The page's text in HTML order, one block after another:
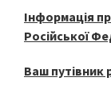
Інформація
Російської
Ваш путівник